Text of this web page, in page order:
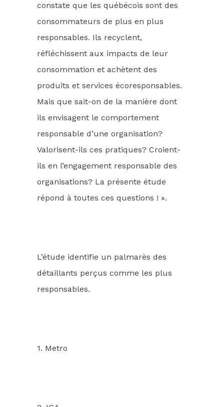
constate que les québécois sont des
consommateurs de plus en plus
responsables. Ils recyclent,
réfléchissent aux impacts de leur
consommation et achètent des
produits et services écoresponsables.
Mais que sait-on de la manière dont
ils envisagent le comportement
responsable d’une organisation?
Valorisent-ils ces pratiques? Croient-
ils en l’engagement responsable des
organisations? La présente étude
répond à toutes ces questions ! ».
L’étude identifie un palmarès des
détaillants perçus comme les plus
responsables.
1. Metro